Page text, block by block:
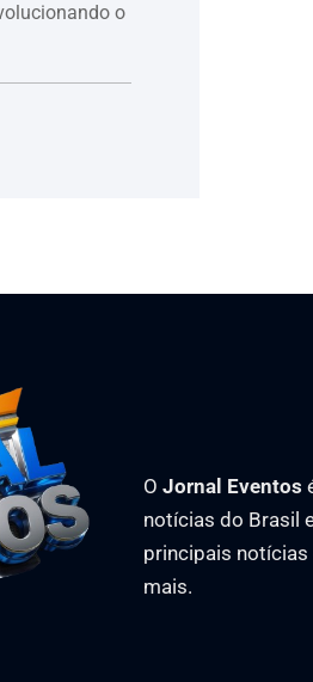
o
O Jornal Eventos
notícias do Brasil
principais
mais.